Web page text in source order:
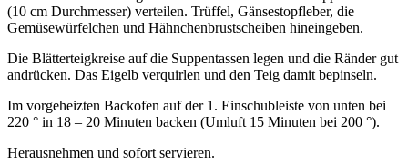
(10 cm Durchmesser) verteilen. Trüffel, Gänsestopfleber, die
Gemüsewürfelchen und Hähnchenbrustscheiben hineingeben.
Die Blätterteigkreise auf die Suppentassen legen und die Ränder gut
andrücken. Das Eigelb verquirlen und den Teig damit bepinseln.
Im vorgeheizten Backofen auf der 1. Einschubleiste von unten bei
220 ° in 18 – 20 Minuten backen (Umluft 15 Minuten bei 200 °).
Herausnehmen und sofort servieren.